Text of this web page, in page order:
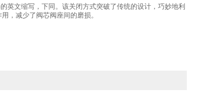
英文缩写，下同。该关闭方式突破了传统的设计，巧妙地利
，减少了阀芯阀座间的磨损。